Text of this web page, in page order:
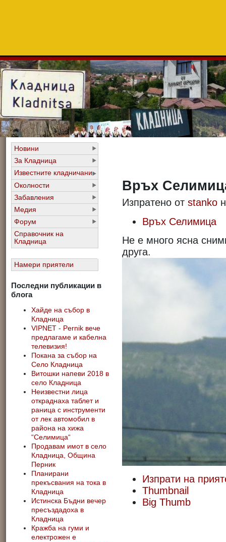
Новини
За Кладница
Известните кладничани
Околности
Забавления
Медия
Форум
Справочник на
Кладница
Намери приятели
Последни публикации в
блога
Хайде на събор в
Кладница
VIPNET - Pernik вече
предлагаме и кабелна
телевизия!
Покана за събор на
Село Кладница
Витошки напеви 2018 в
село Кладница
Неизвестни лица
откраднаха таблет и
раница с инструменти
от лек автомобил в
района на хижа
“Селимица“
Продавам имот в село
Кладница, Община
Перник
Планирани
прекъсвания на тока в
Кладница
Истинска Бъдни вечер
пресъздадоха в
Кладница
Кражба на гуми и
електрожен е
Връх
Изпратено от stanko
Връх Селимица
Не е много ясна
друга.
Изпрати на
Thumbnail
Big Thumb